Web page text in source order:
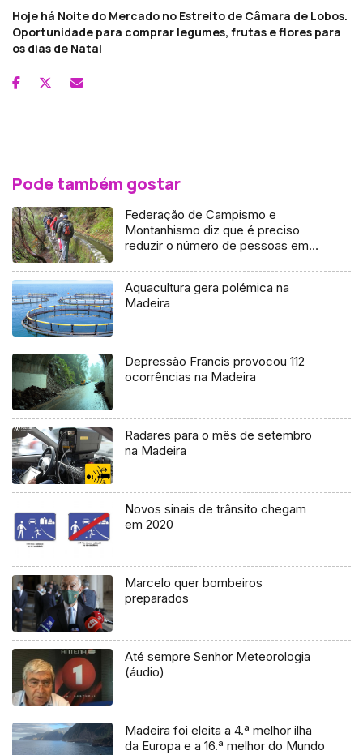
Hoje há Noite do Mercado no Estreito de Câmara de Lobos.
Oportunidade para comprar legumes, frutas e flores para
os dias de Natal
Pode também gostar
Federação de Campismo e
Montanhismo diz que é preciso
reduzir o número de pessoas em
Aquacultura gera polémica na
Madeira
Depressão Francis provocou 112
ocorrências na Madeira
Radares para o mês de setembro
na Madeira
Novos sinais de trânsito chegam
em 2020
Marcelo quer bombeiros
preparados
Até sempre Senhor Meteorologia
(áudio)
Madeira foi eleita a 4.ª melhor ilha
da Europa e a 16.ª melhor do Mundo